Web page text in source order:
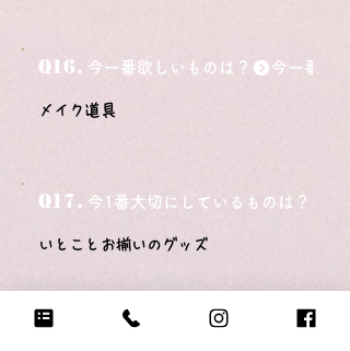
Q16. 今一番欲しいものは？
メイク道具
Q17. 今1番大切にしているものは？
いとことお揃いのグッズ